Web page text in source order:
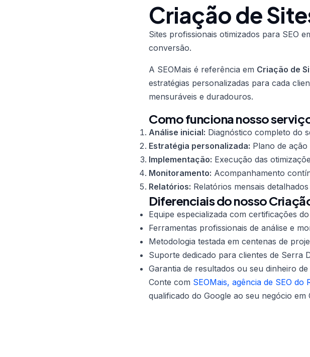
Criação de
Sites profissionais otimizados para SEO
conversão.
A SEOMais é referência em Criação de
estratégias personalizadas para cada
mensuráveis e duradouros.
Como funciona nosso
Análise inicial: Diagnóstico completo do
Estratégia personalizada: Plano de
Implementação: Execução das
Monitoramento: Acompanhamento
Relatórios: Relatórios mensais
Diferenciais do nosso
Equipe especializada com certificações
Ferramentas profissionais de análise e
Metodologia testada em centenas de
Suporte dedicado para clientes de Serra
Garantia de resultados ou seu dinheiro
Conte com SEOMais, agência de SEO do
qualificado do Google ao seu negócio